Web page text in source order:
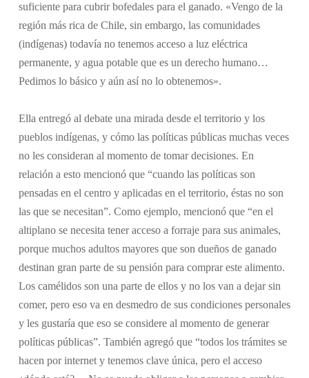
suficiente para cubrir bofedales para el ganado. «Vengo de la
región más rica de Chile, sin embargo, las comunidades
(indígenas) todavía no tenemos acceso a luz eléctrica
permanente, y agua potable que es un derecho humano…
Pedimos lo básico y aún así no lo obtenemos».
Ella entregó al debate una mirada desde el territorio y los
pueblos indígenas, y cómo las políticas públicas muchas veces
no les consideran al momento de tomar decisiones. En
relación a esto mencionó que “cuando las políticas son
pensadas en el centro y aplicadas en el territorio, éstas no son
las que se necesitan”. Como ejemplo, mencionó que “en el
altiplano se necesita tener acceso a forraje para sus animales,
porque muchos adultos mayores que son dueños de ganado
destinan gran parte de su pensión para comprar este alimento.
Los camélidos son una parte de ellos y no los van a dejar sin
comer, pero eso va en desmedro de sus condiciones personales
y les gustaría que eso se considere al momento de generar
políticas públicas”. También agregó que “todos los trámites se
hacen por internet y tenemos clave única, pero el acceso